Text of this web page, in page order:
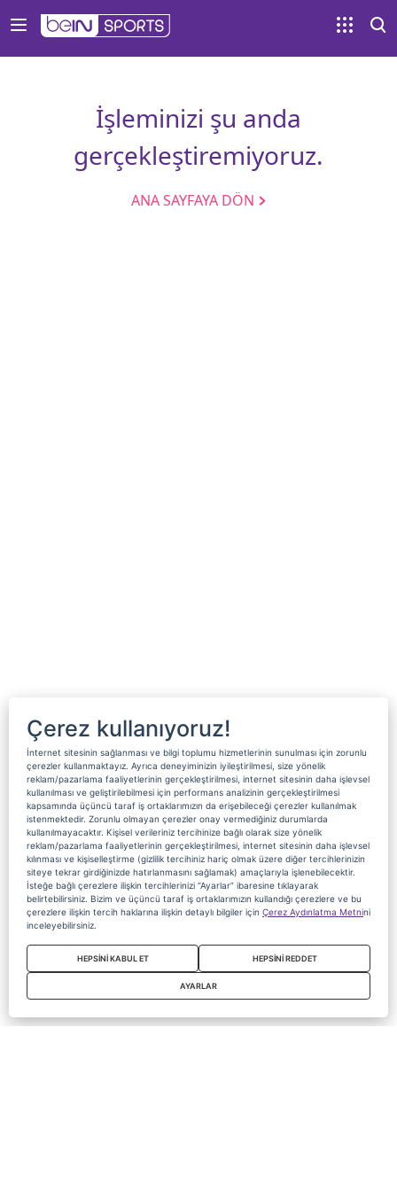
İşleminizi şu anda
gerçekleştiremiyoruz.
ANA SAYFAYA DÖN
Çerez kullanıyoruz!
İnternet sitesinin sağlanması ve bilgi toplumu hizmetlerinin sunulması için zorunlu
çerezler kullanmaktayız. Ayrıca deneyiminizin iyileştirilmesi, size yönelik
reklam/pazarlama faaliyetlerinin gerçekleştirilmesi, internet sitesinin daha işlevsel
kullanılması ve geliştirilebilmesi için performans analizinin gerçekleştirilmesi
kapsamında üçüncü taraf iş ortaklarımızın da erişebileceği çerezler kullanılmak
istenmektedir. Zorunlu olmayan çerezler onay vermediğiniz durumlarda
kullanılmayacaktır. Kişisel verileriniz tercihinize bağlı olarak size yönelik
reklam/pazarlama faaliyetlerinin gerçekleştirilmesi, internet sitesinin daha işlevsel
kılınması ve kişiselleştirme (gizlilik tercihiniz hariç olmak üzere diğer tercihlerinizin
siteye tekrar girdiğinizde hatırlanmasını sağlamak) amaçlarıyla işlenebilecektir.
İsteğe bağlı çerezlere ilişkin tercihlerinizi “Ayarlar” ibaresine tıklayarak
belirtebilirsiniz. Bizim ve üçüncü taraf iş ortaklarımızın kullandığı çerezlere ve bu
çerezlere ilişkin tercih haklarına ilişkin detaylı bilgiler için Çerez Aydınlatma Metnini
inceleyebilirsiniz.
HEPSİNİ KABUL ET HEPSİNİ REDDET
AYARLAR